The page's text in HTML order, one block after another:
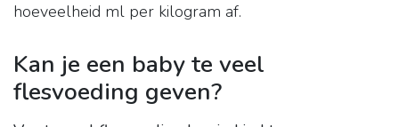
hoeveelheid ml per kilogram af.
Kan je een baby te veel
flesvoeding geven?